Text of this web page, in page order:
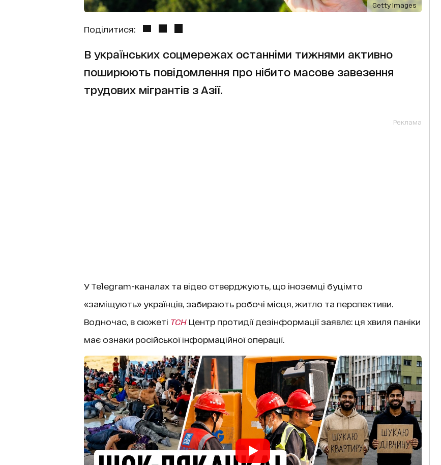
Getty Images
Поділитися:
В українських соцмережах останніми тижнями активно
поширюють повідомлення про нібито масове завезення
трудових мігрантів з Азії.
Реклама
У Telegram-каналах та відео стверджують, що іноземці буцімто
«заміщують» українців, забирають робочі місця, житло та перспективи.
Водночас, в сюжеті ТСНЦентр протидії дезінформації заявлє: ця хвиля паніки
має ознаки російської інформаційної операції.